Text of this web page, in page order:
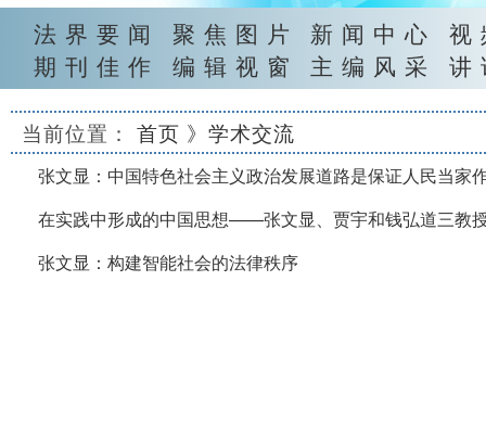
法界要闻 聚焦图片 新闻中心
期刊佳作
编辑视窗 主编风采
当前位置： 首页 》学术交流
张文显：中国特色社会主义政治发展道路是保证人民当家
在实践中形成的中国思想——张文显、贾宇和钱弘道三教
张文显：构建智能社会的法律秩序